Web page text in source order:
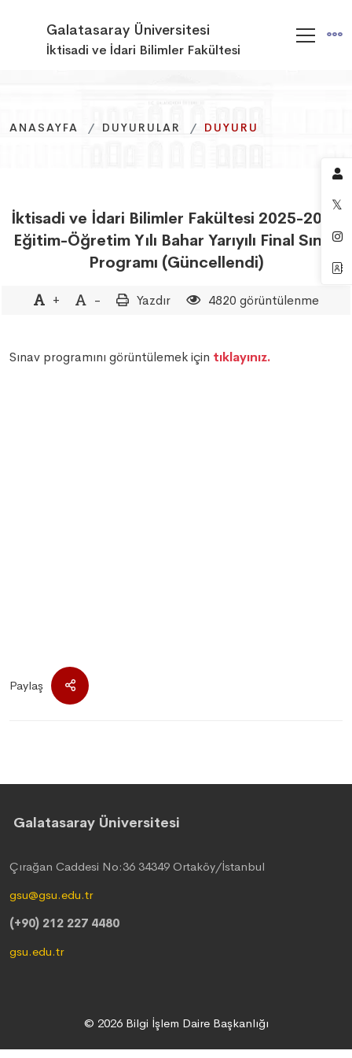
Galatasaray Üniversitesi
İktisadi ve İdari Bilimler Fakültesi
ANASAYFA DUYURULAR DUYURU
ANASAYFA DUYURULAR DUYURU
ANASAYFA DUYURULAR DUYURU
İktisadi ve İdari Bilimler Fakültesi 2025-2026
Eğitim-Öğretim Yılı Bahar Yarıyılı Final Sınav
Programı (Güncellendi)
+ - Yazdır 4820 görüntülenme
Sınav programını görüntülemek için tıklayınız.
Paylaş
Galatasaray Üniversitesi
Çırağan Caddesi No:36 34349 Ortaköy/İstanbul
gsu@gsu.edu.tr
(+90) 212 227 4480
gsu.edu.tr
© 2026 Bilgi İşlem Daire Başkanlığı